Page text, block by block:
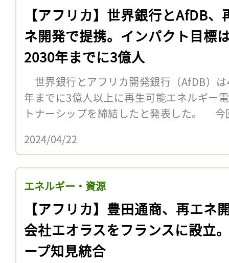
【アフリカ】世界銀行とAfDB、
ネ開発で提携。インパクト目標
2030年までに3億人
世界銀行とアフリカ開発銀行（AfDB）
年までに3億人以上に再生可能エネルギー
トナーシップを締結したと発表した。 今
2024/04/22
エネルギー・資源
【アフリカ】豊田通商、再エネ
会社エオラスをフランスに設立
ープ知見統合